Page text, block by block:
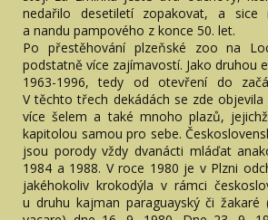
nedařilo desetiletí zopakovat, a sice
a nandu pampového z konce 50. let.
Po přestěhování plzeňské zoo na
podstatně více zajímavostí. Jako druhou
1963-1996, tedy od otevření do
V těchto třech dekádách se zde
více šelem a také mnoho plazů,
kapitolou samou pro sebe.
jsou porody vždy dvanácti mláďat
1984 a 1988. V roce 1980 je v Plzni
jakéhokoliv krokodýla v rámci
u druhu kajman paraguayský či žakaré